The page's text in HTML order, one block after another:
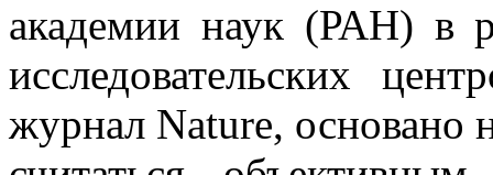
академии наук (РАН) в
исследовательских
журнал Nature, основано